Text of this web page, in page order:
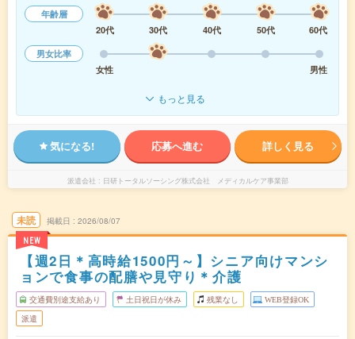
年齢層
20代
30代 40代 50代
60代
男女比率
女性
男性
もっと見る
気になる! 応募へ進む 詳しく見る
派遣会社 日研トータルソーシング株式会社 メディカルケア事業部
未読
NEW
掲載日 2026/08/07
【週2日＊高時給1500円～】シニア向けマンシ
ョンで食事の配膳や見守り＊介護
交通費別途支給あり 土日祝日が休み 残業なし WEB登録OK
派遣